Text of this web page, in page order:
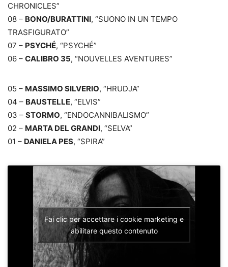
CHRONICLES”
08 – BONO/BURATTINI, “SUONO IN UN TEMPO
TRASFIGURATO”
07 – PSYCHÉ, “PSYCHÉ”
06 – CALIBRO 35, “NOUVELLES AVENTURES”
05 – MASSIMO SILVERIO, “HRUDJA”
04 – BAUSTELLE, “ELVIS”
03 – STORMO, “ENDOCANNIBALISMO”
02 – MARTA DEL GRANDI, “SELVA”
01 – DANIELA PES, “SPIRA”
Fai clic per accettare i cookie marketing e
abilitare questo contenuto